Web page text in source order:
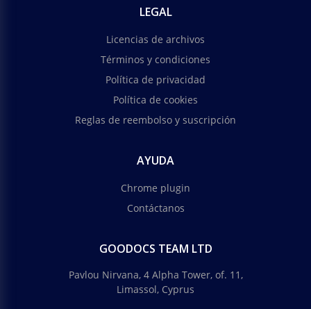
LEGAL
Licencias de archivos
Términos y condiciones
Política de privacidad
Política de cookies
Reglas de reembolso y suscripción
AYUDA
Chrome plugin
Contáctanos
GOODOCS TEAM LTD
Pavlou Nirvana, 4 Alpha Tower, of. 11,
Limassol, Cyprus